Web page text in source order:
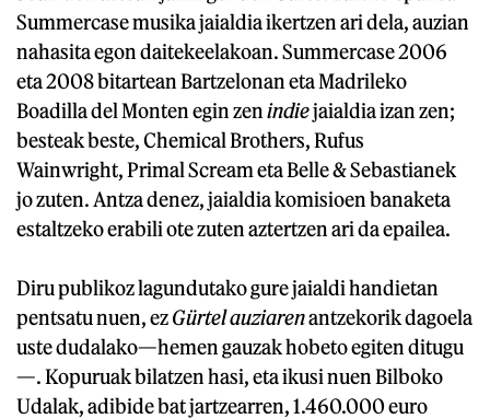
Summercase musika jaialdia ikertzen ari dela, auzian
nahasita egon daitekeelakoan. Summercase 2006
eta 2008 bitartean Bartzelonan eta Madrileko
Boadilla del Monten egin zenindiejaialdia izan zen;
besteak beste, Chemical Brothers, Rufus
Wainwright, Primal Scream eta Belle & Sebastianek
jo zuten. Antza denez, jaialdia komisioen banaketa
estaltzeko erabili ote zuten aztertzen ari da epailea.
Diru publikoz lagundutako gure jaialdi handietan
pentsatu nuen, ezGürtel auziarenantzekorik dagoela
uste dudalako—hemen gauzak hobeto egiten ditugu
—. Kopuruak bilatzen hasi, eta ikusi nuen Bilboko
Udalak, adibide bat jartzearren, 1.460.000 euro